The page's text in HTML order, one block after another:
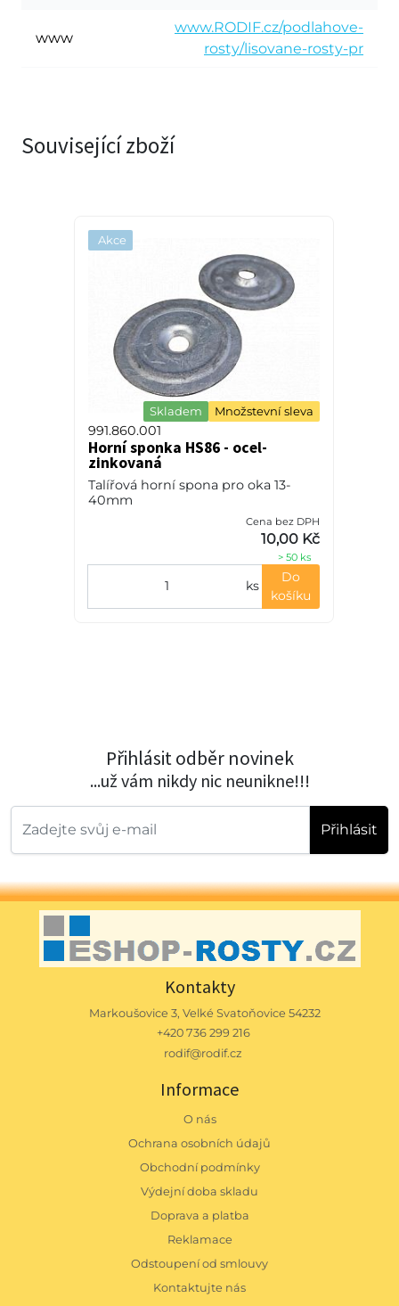
www
www.RODIF.cz/podlahove-
rosty/lisovane-rosty-pr
Související zboží
Akce
Skladem Množstevní sleva
991.860.001
Horní sponka HS86 - ocel-
zinkovaná
Talířová horní spona pro oka 13-
40mm
Cena bez DPH
10,00 Kč
> 50 ks
ks
Do
košíku
Přihlásit odběr novinek
...už vám nikdy nic neunikne!!!
Přihlásit
Kontakty
Markoušovice 3, Velké Svatoňovice 54232
+420 736 299 216
rodif@rodif.cz
Informace
O nás
Ochrana osobních údajů
Obchodní podmínky
Výdejní doba skladu
Doprava a platba
Reklamace
Odstoupení od smlouvy
Kontaktujte nás